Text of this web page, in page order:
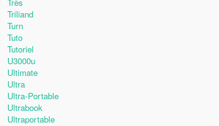
Triliand
Turn
Tuto
Tutoriel
U3000u
Ultimate
Ultra
Ultra-Portable
Ultrabook
Ultraportable